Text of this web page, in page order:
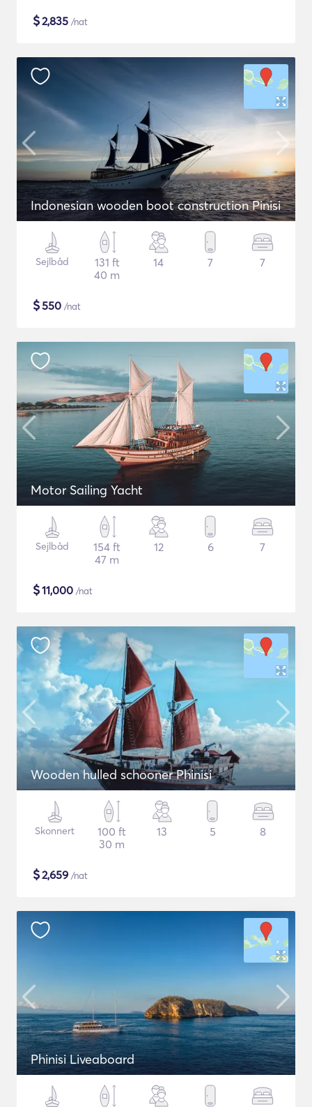
$2,835 /nat
Indonesian wooden boot construction Pinisi
Sejlbåd
131 ft
40 m
14 7 7
$550 /nat
Motor Sailing Yacht
Sejlbåd
154 ft
47 m
12 6 7
$11,000 /nat
Wooden hulled schooner Phinisi
Skonnert
100 ft
30 m
13 5 8
$2,659 /nat
Phinisi Liveaboard